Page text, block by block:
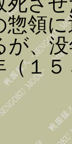
惣領
が、
１